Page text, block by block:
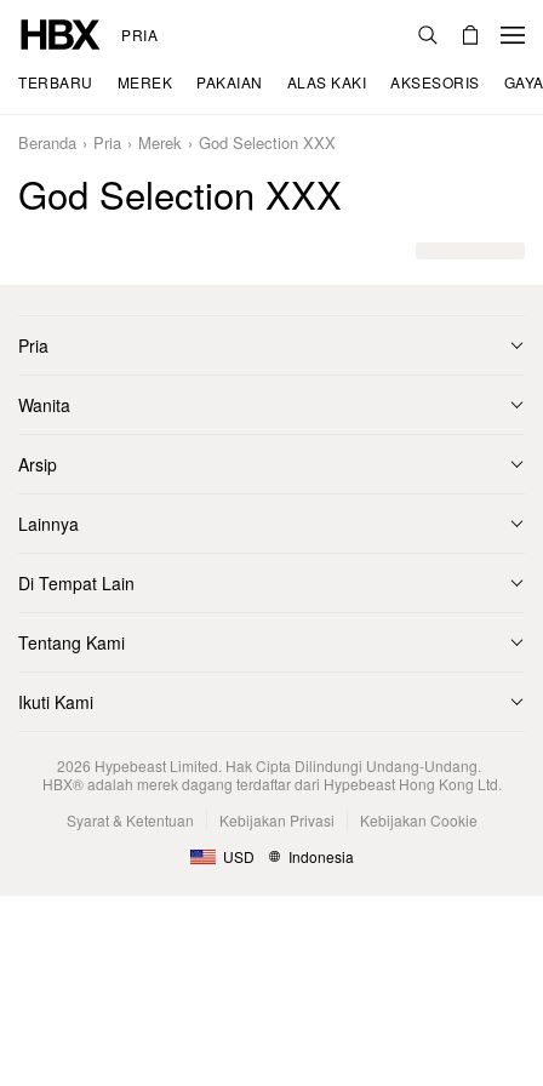
PRIA
TERBARU MEREK PAKAIAN ALAS KAKI AKSESORIS
Beranda Pria Merek God Selection XXX
God Selection XXX
Pria
Wanita
Arsip
Lainnya
Di Tempat Lain
Tentang Kami
Ikuti Kami
2026 Hypebeast Limited. Hak Cipta Dilindungi Undang-Undang.
HBX® adalah merek dagang terdaftar dari Hypebeast Hong Kong Ltd.
Syarat & Ketentuan
Kebijakan Privasi
Kebijakan Cookie
USD
Indonesia